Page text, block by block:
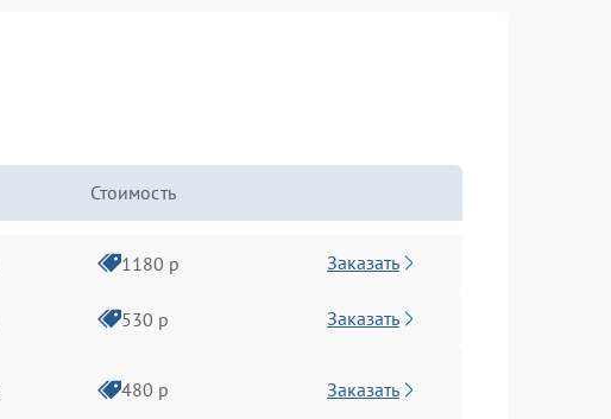
Стоимость
1180 р Заказать
530 р Заказать
480 р Заказать